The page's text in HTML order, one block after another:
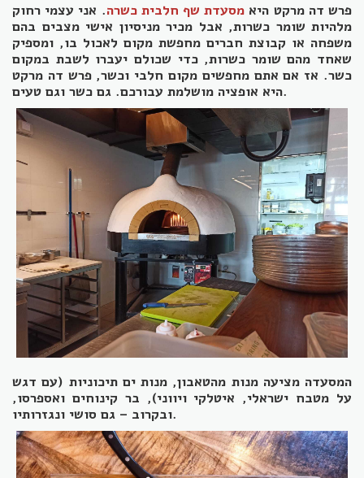
פרש דה מרקט היא מסעדת שף חלבית כשרה. אני עצמי רחוק
מלהיות שומר כשרות, אבל מכיר מניסיון אישי מצבים בהם
משפחה או קבוצת חברים מחפשת מקום לאכול בו, ומספיק
שאחד מהם שומר כשרות, כדי שכולם יעברו לשבת במקום
כשר. אז אם אתם מחפשים מקום חלבי וכשר, פרש דה מרקט
היא אופציה מושלמת עבורכם. גם כשר וגם טעים.
המסעדה מציעה מנות מהטאבון, מנות ים תיכוניות (עם דגש
על מטבח ישראלי, איטלקי ויווני), בר קינוחים ואספרסו,
ובקרוב – גם סושי ונגזרותיו.